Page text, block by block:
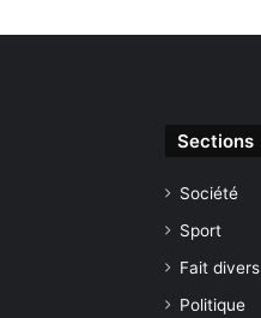
Sections
Société
Sport
Fait divers
Politique